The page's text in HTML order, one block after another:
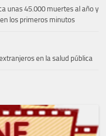
unas 45.000 muertes al año y
los primeros minutos
en la salud pública